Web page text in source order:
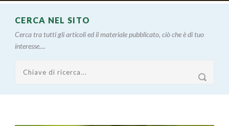
CERCA NEL SITO
Cerca tra tutti gli articoli ed il materiale pubblicato, ciò che è di tuo
interesse....